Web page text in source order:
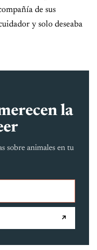
de sus
y solo deseaba
la
sobre animales en tu
↗